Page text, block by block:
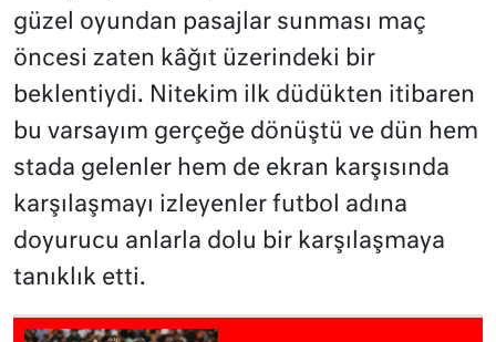
güzel oyundan pasajlar sunması maç
öncesi zaten kâğıt üzerindeki bir
beklentiydi. Nitekim ilk düdükten itibaren
bu varsayım gerçeğe dönüştü ve dün hem
stada gelenler hem de ekran karşısında
karşılaşmayı izleyenler futbol adına
doyurucu anlarla dolu bir karşılaşmaya
tanıklık etti.